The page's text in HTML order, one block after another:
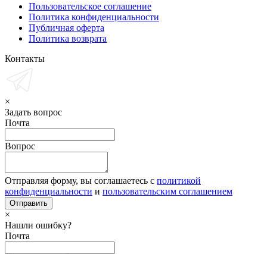
Пользовательское соглашение
Политика конфиденциальности
Публичная оферта
Политика возврата
Контакты
×
Задать вопрос
Почта
Вопрос
Отправляя форму, вы соглашаетесь с политикой
конфиденциальности и пользовательским соглашением
×
Нашли ошибку?
Почта